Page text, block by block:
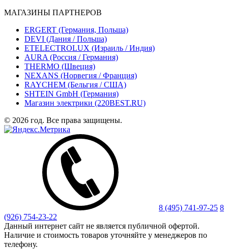
МАГАЗИНЫ ПАРТНЕРОВ
ERGERT (Германия, Польша)
DEVI (Дания / Польша)
ETELECTROLUX (Израиль / Индия)
AURA (Россия / Германия)
THERMO (Швеция)
NEXANS (Норвегия / Франция)
RAYCHEM (Бельгия / США)
SHTEIN GmbH (Германия)
Магазин электрики (220BEST.RU)
© 2026 год. Все права защищены.
8 (495) 741-97-25 8
(926) 754-23-22
Данный интернет сайт не является публичной офертой.
Наличие и стоимость товаров уточняйте у менеджеров по
телефону.